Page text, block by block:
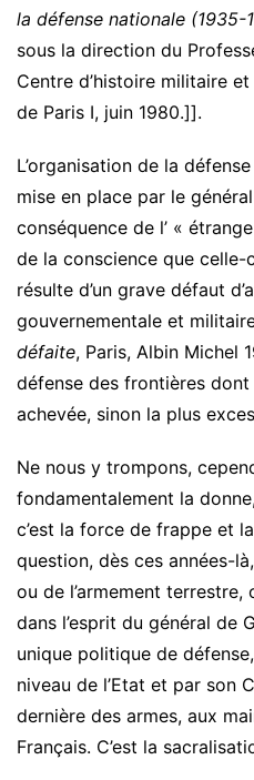
la défense nationale (1935-
sous la direction du
Centre d’histoire militaire
de Paris I, juin 1980.]].
L’organisation de la
mise en place par le
conséquence de l’ «
de la conscience que
résulte d’un grave défaut
gouvernementale et
défaite, Paris, Albin Michel
défense des frontières
achevée, sinon la plus
Ne nous y trompons,
fondamentalement la
c’est la force de frappe et
question, dès ces années-
ou de l’armement terrestre,
dans l’esprit du général de
unique politique de
niveau de l’Etat et par son
dernière des armes, aux
Français. C’est la